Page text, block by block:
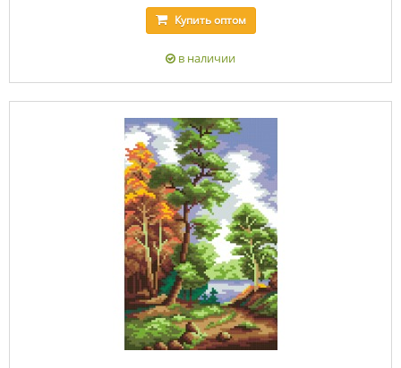
Купитьоптом
в наличии